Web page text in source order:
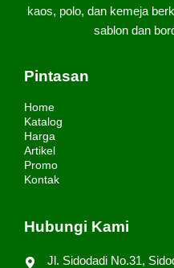
kaos, polo, dan kemeja
sablon dan
Pintasan
Home
Katalog
Harga
Artikel
Promo
Kontak
Hubungi Kami
Jl. Sidodadi No.31,